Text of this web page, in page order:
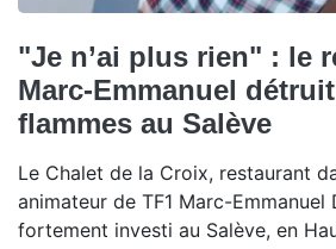
"Je n’ai plus rien" : le
Marc-Emmanuel
flammes au Salève
Le Chalet de la Croix, restaurant
animateur de TF1 Marc-Emmanuel
fortement investi au Salève, en